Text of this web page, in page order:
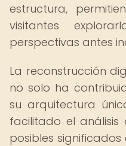
estructura,
visitantes
perspectivas antes
La reconstrucción
no solo ha
su arquitectura
facilitado el análisis
posibles